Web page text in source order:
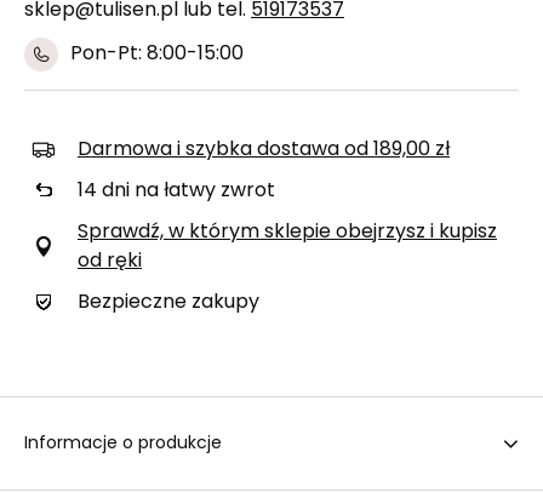
sklep@tulisen.pl lub tel. 519173537
Pon-Pt: 8:00-15:00
Darmowa i szybka dostawa od 189,00 zł
14 dni na łatwy zwrot
Sprawdź, w którym sklepie obejrzysz i kupisz
od ręki
Bezpieczne zakupy
Informacje o produkcje